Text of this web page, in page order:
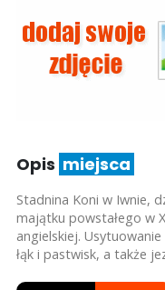
Opis miejsca
Stadnina Koni w Iwnie,
majątku powstałego w
angielskiej.
łąk i pastwisk, a także